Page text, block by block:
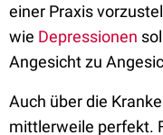
einer Praxis
wie Depressionen
Angesicht zu
Auch über die
mittlerweile perfekt.